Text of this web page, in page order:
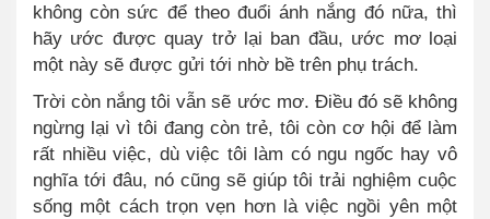
không còn sức để theo đuổi ánh nắng đó nữa, thì
hãy ước được quay trở lại ban đầu, ước mơ loại
một này sẽ được gửi tới nhờ bề trên phụ trách.
Trời còn nắng tôi vẫn sẽ ước mơ. Điều đó sẽ không
ngừng lại vì tôi đang còn trẻ, tôi còn cơ hội để làm
rất nhiều việc, dù việc tôi làm có ngu ngốc hay vô
nghĩa tới đâu, nó cũng sẽ giúp tôi trải nghiệm cuộc
sống một cách trọn vẹn hơn là việc ngồi yên một